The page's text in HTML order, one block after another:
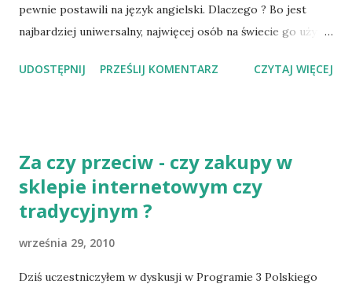
taki wariant daje efektywność ekonomiczną ? Odpowiedź
jest dosyć prosta – NIE. Jeśli założymy wydatek rzędu 100
pracować zal...
pewnie postawili na język angielski. Dlaczego ? Bo jest
najbardziej uniwersalny, najwięcej osób na świecie go używa,
Programowanie to nie język obcy Takie rozumowanie nie
może okazać się dla przyszłego programisty gwoździem
do przysłowiowej trumny. Wynika to przede wszystkim z
popytu na deweloperów. Im bardziej popularny język
i dużo pracowników na rynku. Realizacja swoich talentów
musi być zabawą i przyjemnością Dlatego jeśli myślimy o
UDOSTĘPNIJ PRZEŚLIJ KOMENTARZ CZYTAJ WIĘCEJ
Za czy przeciw - czy zakupy w
sklepie internetowym czy
tradycyjnym ?
września 29, 2010
Dziś uczestniczyłem w dyskusji w Programie 3 Polskiego